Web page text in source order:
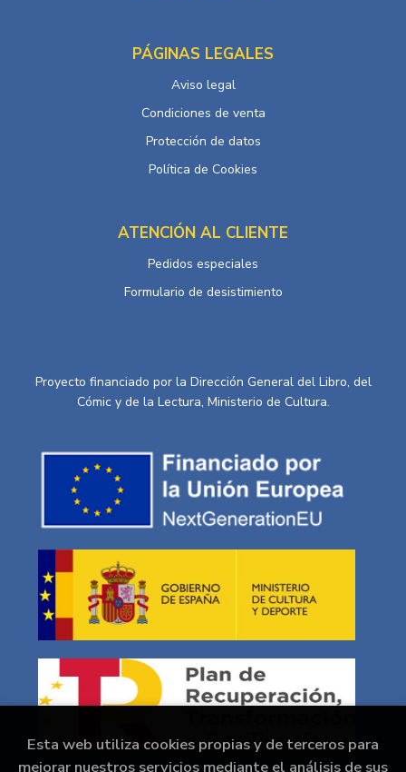
PÁGINAS LEGALES
Aviso legal
Condiciones de venta
Protección de datos
Política de Cookies
ATENCIÓN AL CLIENTE
Pedidos especiales
Formulario de desistimiento
Proyecto financiado por la Dirección General del Libro, del
Cómic y de la Lectura, Ministerio de Cultura.
Esta web utiliza cookies propias y de terceros para
mejorar nuestros servicios mediante el análisis de sus